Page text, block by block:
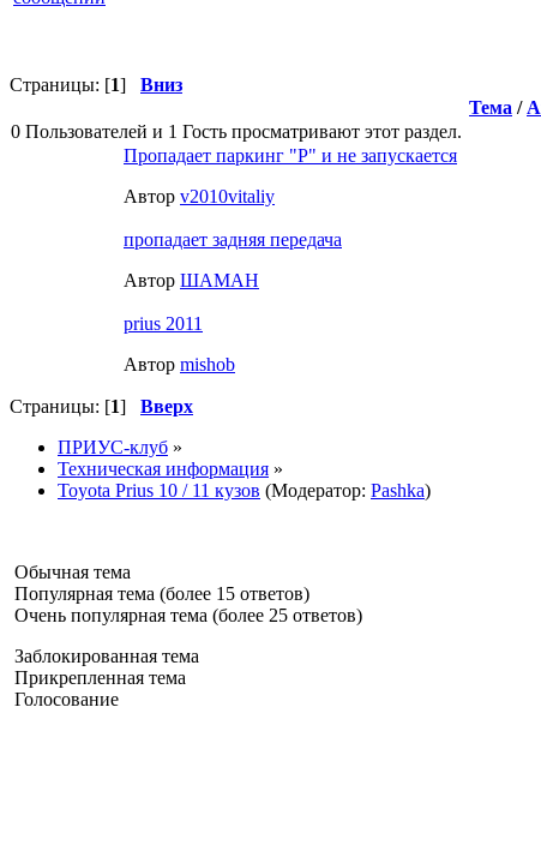
Страницы: [1] Вниз
Тема /
0 Пользователей и 1 Гость просматривают этот раздел.
Пропадает паркинг "Р" и не запускается
Автор v2010vitaliy
пропадает задняя передача
Автор ШАМАН
prius 2011
Автор mishob
Страницы: [1] Вверх
ПРИУС-клуб »
Техническая информация »
Toyota Prius 10 / 11 кузов (Модератор: Pashka)
Обычная тема
Популярная тема (более 15 ответов)
Очень популярная тема (более 25 ответов)
Заблокированная тема
Прикрепленная тема
Голосование